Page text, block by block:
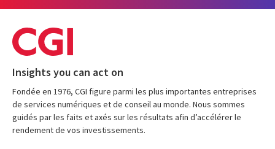
Insights you can act on
Fondée en 1976, CGI figure parmi les plus importantes entreprises
de services numériques et de conseil au monde. Nous sommes
guidés par les faits et axés sur les résultats afin d’accélérer le
rendement de vos investissements.